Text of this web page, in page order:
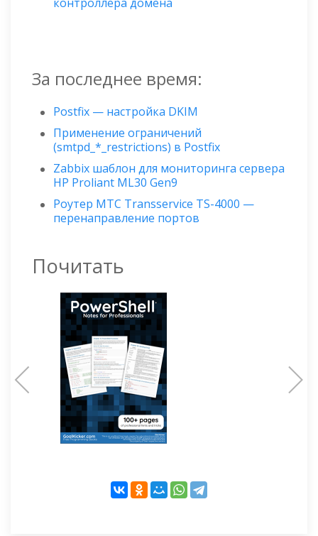
За последнее время:
Postfix — настройка DKIM
Применение ограничений
(smtpd_*_restrictions) в Postfix
Zabbix шаблон для мониторинга сервера
HP Proliant ML30 Gen9
Роутер МТС Transservice TS-4000 —
перенаправление портов
Почитать